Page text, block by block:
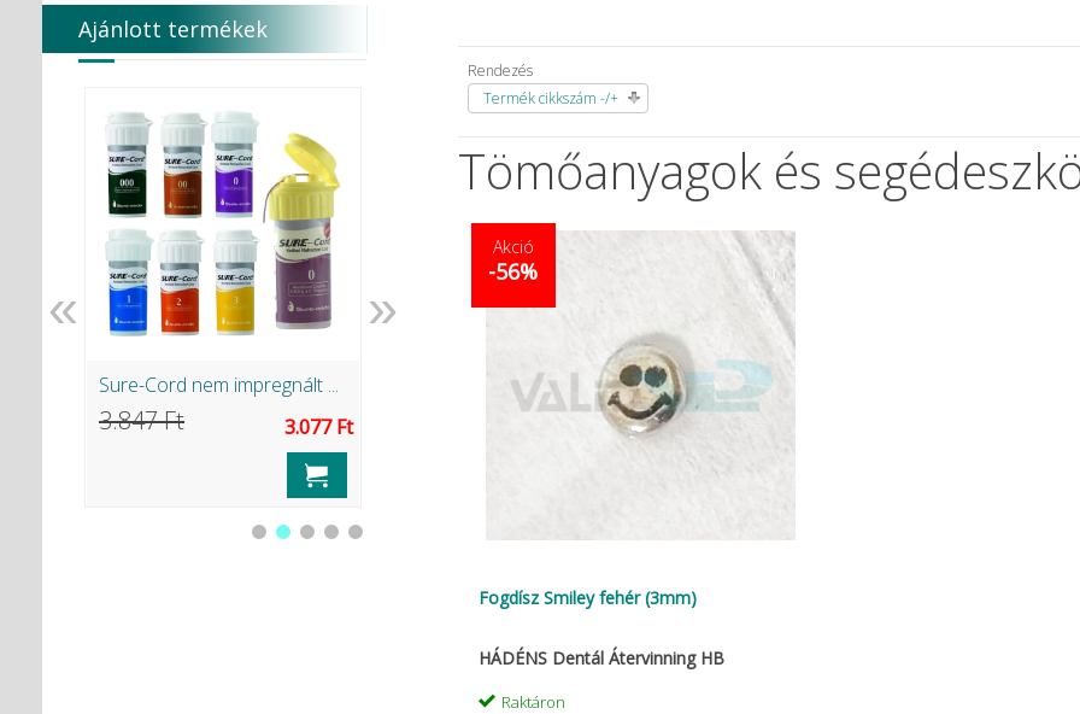
Rendezés
Termék cikkszám -/+
Tömőanyagok és
Akció
-56%
Fogdísz Smiley fehér (3mm)
HÁDÉNS Dentál Átervinning HB
Raktáron
Ajánlott termékek
Sure-Cord nem impregnált ...
3.077 Ft
3.847 Ft
Guttapercha (120db)
1.572 Ft
Fermin (40g)
« »